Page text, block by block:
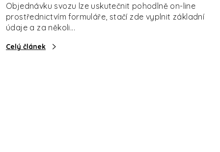
Objednávku svozu lze uskutečnit pohodlně on-line
prostřednictvím formuláře, stačí zde vyplnit základní
údaje a za několi...
Celý článek